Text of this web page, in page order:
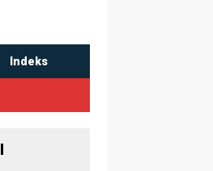
Indeks